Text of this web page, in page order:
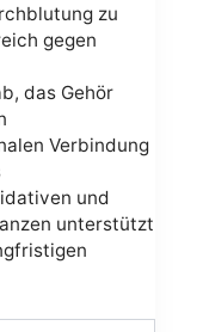
zu
gegen
das Gehör
Verbindung
und
unterstützt